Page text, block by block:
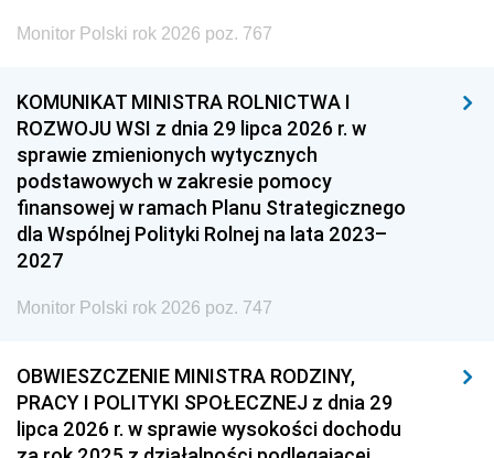
Monitor Polski rok 2026 poz. 767
KOMUNIKAT MINISTRA ROLNICTWA I
ROZWOJU WSI z dnia 29 lipca 2026 r. w
sprawie zmienionych wytycznych
podstawowych w zakresie pomocy
finansowej w ramach Planu Strategicznego
dla Wspólnej Polityki Rolnej na lata 2023–
2027
Monitor Polski rok 2026 poz. 747
OBWIESZCZENIE MINISTRA RODZINY,
PRACY I POLITYKI SPOŁECZNEJ z dnia 29
lipca 2026 r. w sprawie wysokości dochodu